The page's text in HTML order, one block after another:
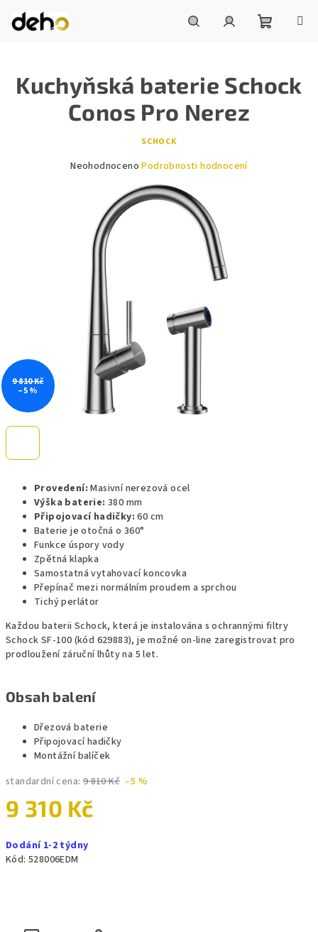
obsah
košík
Provedení: Masivní nerezová ocel
Výška baterie: 380 mm
Připojovací hadičky: 60 cm
Baterie je otočná o 360°
Funkce úspory vody
Zpětná klapka
Samostatná vytahovací koncovka
Přepínač mezi normálním proudem a sprchou
Tichý perlátor
Každou baterii Schock, která je instalována s ochrannými filtry
Schock SF-100 (kód 629883), je možné on-line zaregistrovat pro
prodloužení záruční lhůty na 5 let.
Obsah balení
Dřezová baterie
Připojovací hadičky
Montážní balíček
standardní cena: 9 810 Kč –5 %
9 310 Kč
cena:
Dodání 1-2 týdny
Kód: 528006EDM
Kuchyňská baterie Schock
Conos Pro Nerez
SCHOCK
Průměrné
Neohodnoceno Podrobnosti hodnocení
9 810 Kč
–5 %